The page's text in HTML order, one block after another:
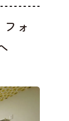
ォ